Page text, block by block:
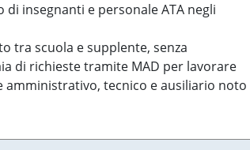
insegnanti e personale ATA negli
tra scuola e supplente, senza
di richieste tramite MAD per lavorare
amministrativo, tecnico e ausiliario noto